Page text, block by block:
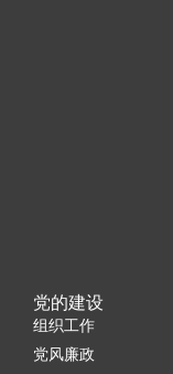
党的建设
组织工作
党风廉政